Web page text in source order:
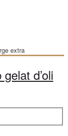
d’oli